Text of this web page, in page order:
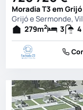
Moradia T3 em
Grijó e Sermonde,
279m2 3 4